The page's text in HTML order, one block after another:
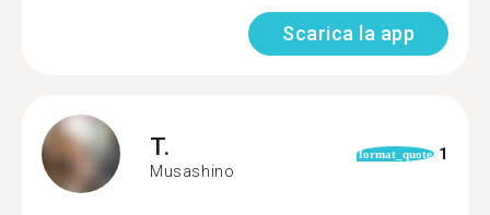
Scarica la app
T.
Musashino
format_quote 1